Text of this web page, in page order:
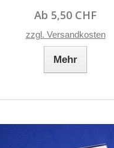
Ab 5,50 CHF
zzgl. Versandkosten
Mehr